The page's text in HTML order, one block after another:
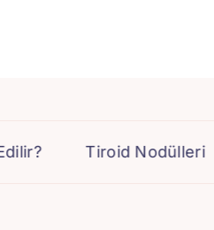
Tiroid Nodülleri